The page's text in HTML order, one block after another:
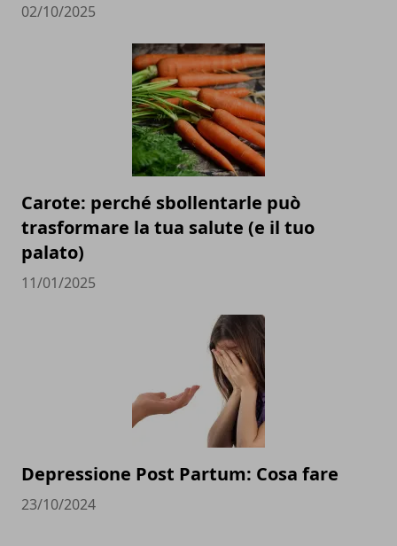
02/10/2025
Carote: perché sbollentarle può
trasformare la tua salute (e il tuo
palato)
11/01/2025
Depressione Post Partum: Cosa fare
23/10/2024